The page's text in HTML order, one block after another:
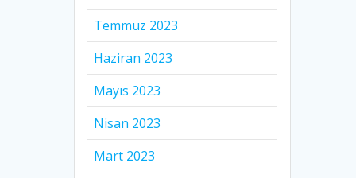
Temmuz 2023
Haziran 2023
Mayıs 2023
Nisan 2023
Mart 2023